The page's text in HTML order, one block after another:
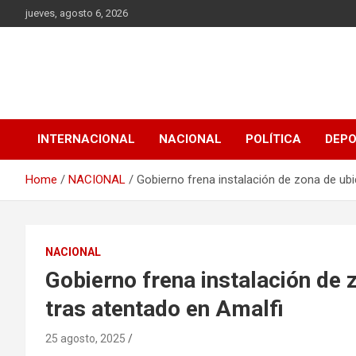
to
jueves, agosto 6, 2026
INTERNACIONAL NACIONAL POLÍTICA
Home NACIONAL Gobierno frena instalación de zona de
NACIONAL
Gobierno frena instalación de
tras atentado en Amalfi
25 agosto, 2025